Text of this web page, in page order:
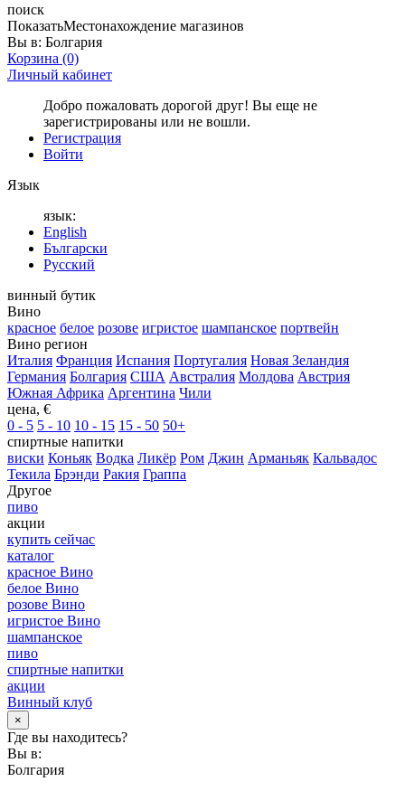
поиск
ПоказатьМестонахождение магазинов
Вы в: Болгария
Корзина (0)
Личный кабинет
Добро пожаловать дорогой друг! Вы еще не
зарегистрированы или не вошли.
Регистрация
Войти
Язык
язык:
English
Български
Русский
винный бутик
Вино
красное белое розове игристое шампанское портвейн
Вино регион
Италия Франция Испания Португалия Новая Зеландия
Германия Болгария США Австралия Молдова Австрия
Южная Африка Аргентина Чили
цена, €
0 - 5 5 - 10 10 - 15 15 - 50 50+
спиртные напитки
виски Коньяк Водка Ликёр Ром Джин Арманьяк Кальвадос
Текила Брэнди Ракия Граппа
Другое
пиво
акции
купить сейчас
каталог
красное Вино
белое Вино
розове Вино
игристое Вино
шампанское
пиво
спиртные напитки
акции
Винный клуб
×
Где вы находитесь?
Вы в:
Болгария